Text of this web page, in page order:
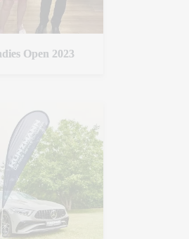
Open 2023